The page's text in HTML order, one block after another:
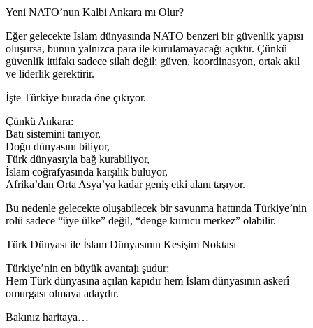
Yeni NATO’nun Kalbi Ankara mı Olur?
Eğer gelecekte İslam dünyasında NATO benzeri bir güvenlik yapısı
oluşursa, bunun yalnızca para ile kurulamayacağı açıktır. Çünkü
güvenlik ittifakı sadece silah değil; güven, koordinasyon, ortak akıl
ve liderlik gerektirir.
İşte Türkiye burada öne çıkıyor.
Çünkü Ankara:
Batı sistemini tanıyor,
Doğu dünyasını biliyor,
Türk dünyasıyla bağ kurabiliyor,
İslam coğrafyasında karşılık buluyor,
Afrika’dan Orta Asya’ya kadar geniş etki alanı taşıyor.
Bu nedenle gelecekte oluşabilecek bir savunma hattında Türkiye’nin
rolü sadece “üye ülke” değil, “denge kurucu merkez” olabilir.
Türk Dünyası ile İslam Dünyasının Kesişim Noktası
Türkiye’nin en büyük avantajı şudur:
Hem Türk dünyasına açılan kapıdır hem İslam dünyasının askerî
omurgası olmaya adaydır.
Bakınız haritaya…